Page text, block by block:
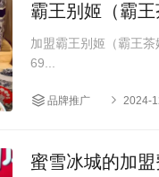
霸王别姬（霸
加盟霸王别姬（霸王
69...
品牌推广 2024-
蜜雪冰城的加